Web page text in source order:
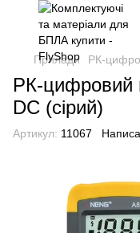
Прилади РК-
РК-цифровий
DC (сірий)
Артикул: 11067